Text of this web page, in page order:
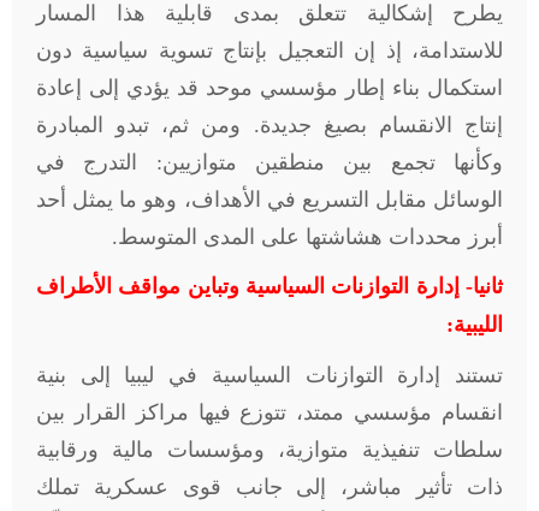
يطرح إشكالية تتعلق بمدى قابلية هذا المسار
للاستدامة، إذ إن التعجيل بإنتاج تسوية سياسية دون
استكمال بناء إطار مؤسسي موحد قد يؤدي إلى إعادة
إنتاج الانقسام بصيغ جديدة. ومن ثم، تبدو المبادرة
وكأنها تجمع بين منطقين متوازيين: التدرج في
الوسائل مقابل التسريع في الأهداف، وهو ما يمثل أحد
أبرز محددات هشاشتها على المدى المتوسط.
ثانيا- إدارة التوازنات السياسية وتباين مواقف الأطراف
الليبية:
تستند إدارة التوازنات السياسية في ليبيا إلى بنية
انقسام مؤسسي ممتد، تتوزع فيها مراكز القرار بين
سلطات تنفيذية متوازية، ومؤسسات مالية ورقابية
ذات تأثير مباشر، إلى جانب قوى عسكرية تملك